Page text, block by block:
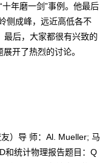
年磨一剑”事例。他最后
侧成峰，远近高低各不
最后，大家都很有兴致的
开了热烈的讨论。
）导 师：Al. Mueller; 马
和统计物理报告题目：Q